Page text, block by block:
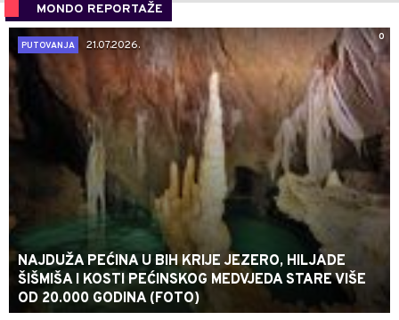
MONDO REPORTAŽE
0
PUTOVANJA
21.07.2026.
NAJDUŽA PEĆINA U BIH KRIJE JEZERO, HILJADE
ŠIŠMIŠA I KOSTI PEĆINSKOG MEDVJEDA STARE VIŠE
OD 20.000 GODINA (FOTO)